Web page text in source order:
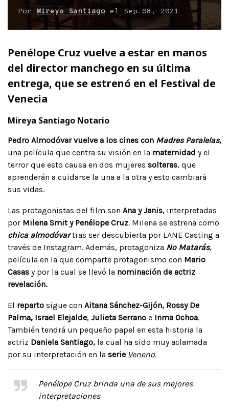
Por Mireya Santiago el Sep 08, 2021
Penélope Cruz vuelve a estar en manos
del director manchego en su última
entrega, que se estrenó en el Festival de
Venecia
Mireya Santiago Notario
Pedro Almodóvar vuelve a los cines con Madres Paralelas,
una película que centra su visión en la maternidad y el
terror que esto causa en dos mujeres solteras, que
aprenderán a cuidarse la una a la otra y esto cambiará
sus vidas.
Las protagonistas del film son Ana y Janis, interpretadas
por Milena Smit y Penélope Cruz. Milena se estrena como
chica almodóvartras ser descubierta por LANE Casting a
través de Instagram. Además, protagoniza No Matarás,
película en la que comparte protagonismo con Mario
Casas y por la cual se llevó la nominación de actriz
revelación.
El reparto sigue con Aitana Sánchez-Gijón, Rossy De
Palma, Israel Elejalde, Julieta Serrano e Inma Ochoa.
También tendrá un pequeño papel en esta historia la
actriz Daniela Santiago, la cual ha sido muy aclamada
por su interpretación en la serie Veneno.
Penélope Cruz brinda una de sus mejores
interpretaciones